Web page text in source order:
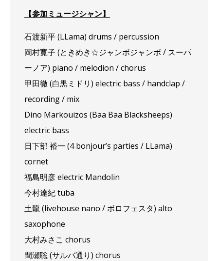
【参加ミュージシャン】
石渡新平 (LLama) drums / percussion
岡村寛子 (ときめき☆ジャンボジャンボ / スーパ
ーノア) piano / melodion / chorus
甲田徹 (白黒ミドリ) electric bass / handclap /
recording / mix
Dino Markouizos (Baa Baa Blacksheeps)
electric bass
日下部 裕一 (4 bonjour’s parties / LLama)
cornet
福島明彦 electric Mandolin
今村達紀 tuba
土龍 (livehouse nano / ボロフェスタ) alto
saxophone
大村みさこ chorus
間瀬聡 (サルバ通り) chorus